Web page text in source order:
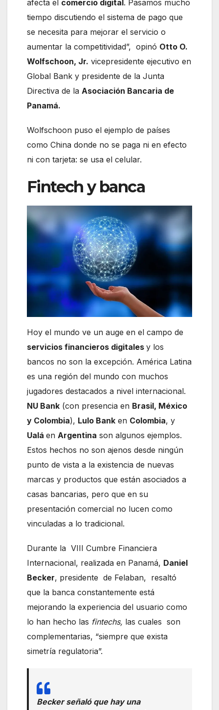
afecta el comercio digital . Pasamos mucho
tiempo discutiendo el sistema de pago que
se necesita para mejorar el servicio o
aumentar la competitividad”, opinó Otto O.
Wolfschoon, Jr. vicepresidente ejecutivo en
Global Bank y presidente de la Junta
Directiva de la Asociación Bancaria de
Panamá.
Wolfschoon puso el ejemplo de países
como China donde no se paga ni en efecto
ni con tarjeta: se usa el celular.
Fintech y banca
Hoy el mundo ve un auge en el campo de
servicios financieros digitales y los
bancos no son la excepción. América Latina
es una región del mundo con muchos
jugadores destacados a nivel internacional.
NU Bank (con presencia en Brasil, México
y Colombia), Lulo Bank en Colombia, y
Ualá en Argentina son algunos ejemplos.
Estos hechos no son ajenos desde ningún
punto de vista a la existencia de nuevas
marcas y productos que están asociados a
casas bancarias, pero que en su
presentación comercial no lucen como
vinculadas a lo tradicional.
Durante la VIII Cumbre Financiera
Internacional, realizada en Panamá, Daniel
Becker, presidente de Felaban, resaltó
que la banca constantemente está
mejorando la experiencia del usuario como
lo han hecho las fintechs, las cuales son
complementarias, “siempre que exista
simetría regulatoria”.
Becker señaló que hay una